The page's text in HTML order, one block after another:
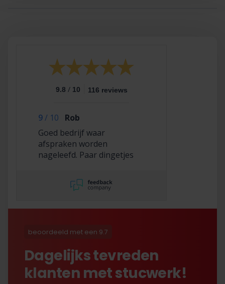
9.8 / 10 116 reviews
9/ 10
Rob
Goed bedrijf waar
afspraken worden
nageleefd. Paar dingetjes
korting gekregen. Duurde
lang eer ik de sleutel
met excuses , maar na
is alles toch na
beoordeeld met een 9.7
Dagelijks tevreden
klanten met stucwerk!